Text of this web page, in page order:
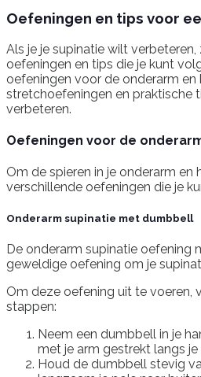
Oefeningen en tips voor
Als je je supinatie wilt
oefeningen en tips die je kunt
oefeningen voor de onderarm en
stretchoefeningen en praktische
verbeteren.
Oefeningen voor de
Om de spieren in je onderarm en
verschillende oefeningen die je
Onderarm supinatie met dumbbell
De onderarm supinatie oefening
geweldige oefening om je
Om deze oefening uit te voeren,
stappen:
Neem een dumbbell in je
met je arm gestrekt langs je
Houd de dumbbell stevig